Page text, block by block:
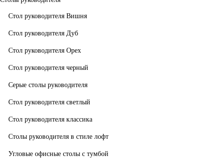
Стол руководителя Вишня
Стол руководителя Дуб
Стол руководителя Орех
Стол руководителя черный
Серые столы руководителя
Стол руководителя светлый
Стол руководителя классика
Столы руководителя в стиле лофт
Угловые офисные столы с тумбой